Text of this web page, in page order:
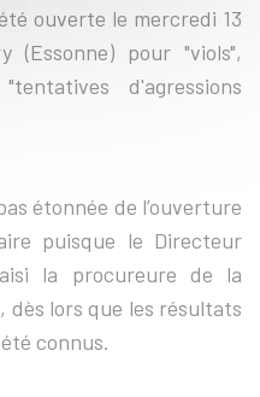
ouverte le mercredi 13
pour "viols",
d'agressions
étonnée de l’ouverture
puisque le Directeur
la procureure de la
dès lors que les résultats
connus.